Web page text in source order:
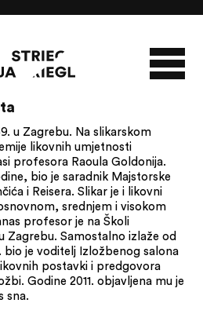
SLAVO STRIEGL
LIKOVNA ZBIRKA
DOKUMENTI
u Zagrebu. Na slikarskom
likovnih umjetnosti
profesora Raoula Goldonija.
bio je saradnik Majstorske
i Reisera. Slikar je i likovni
srednjem i visokom
profesor je na Školi
Zagrebu. Samostalno izlaže od
bio je voditelj Izložbenog salona
postavki i predgovora
Godine 2011. objavljena mu je
sna.